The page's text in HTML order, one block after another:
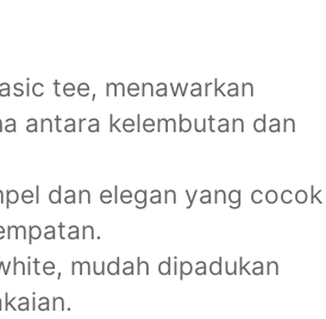
tee, menawarkan
antara kelembutan dan
dan elegan yang cocok
mudah dipadukan